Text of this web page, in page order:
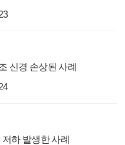
신경 손상된 사례
하 발생한 사례